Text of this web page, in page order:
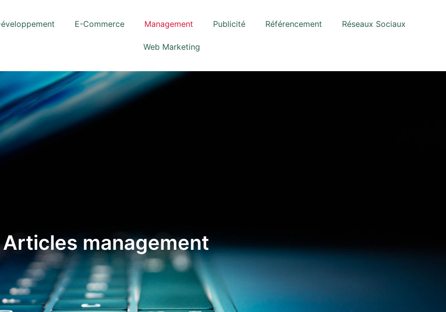
E-Commerce Management Publicité Référencement Réseaux Sociaux
Web Marketing
management